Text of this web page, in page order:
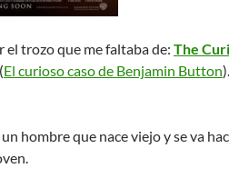
el trozo que me faltaba de: The
(El curioso caso de Benjamin Button).
hombre que nace viejo y se va